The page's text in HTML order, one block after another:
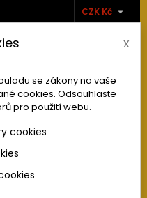
CZK Kč 
 shopping_cart0
x
se zákony na vaše
cookies. Odsouhlaste
pro použití webu.
cookies